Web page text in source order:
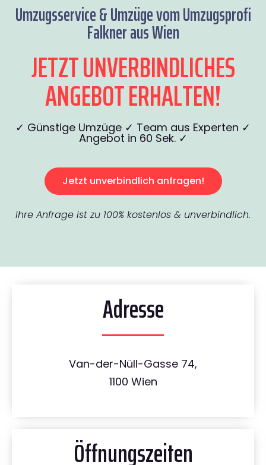
Umzugsservice & Umzüge vom Umzugsprofi
Falkner aus Wien
JETZT UNVERBINDLICHES
ANGEBOT ERHALTEN!
✓ Günstige Umzüge ✓ Team aus Experten ✓
Angebot in 60 Sek. ✓
Jetzt unverbindlich anfragen!
Ihre Anfrage ist zu 100% kostenlos & unverbindlich.
Adresse
Van-der-Nüll-Gasse 74,
1100 Wien
Öffnungszeiten